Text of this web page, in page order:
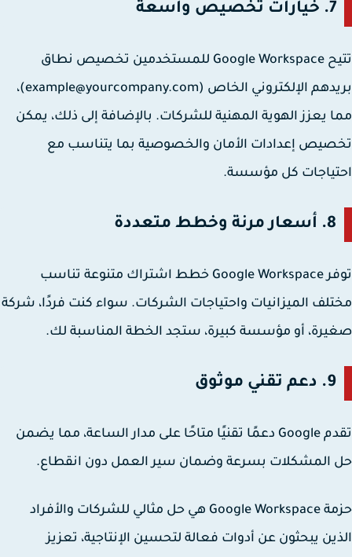
خيارات تخصيص واسعة
تتيح Google Workspace للمستخدمين تخصيص نطاق
الإلكتروني الخاص (example@yourcompany.com)،
يعزز الهوية المهنية للشركات. بالإضافة إلى ذلك، يمكن
إعدادات الأمان والخصوصية بما يتناسب مع
كل مؤسسة.
أسعار مرنة وخطط متعددة
توفر Google Workspace خطط اشتراك متنوعة تناسب
الميزانيات واحتياجات الشركات. سواء كنت فردًا، شركة
أو مؤسسة كبيرة، ستجد الخطة المناسبة لك.
دعم تقني موثوق
تقدم Google دعمًا تقنيًا متاحًا على مدار الساعة، مما يضمن
المشكلات بسرعة وضمان سير العمل دون انقطاع.
Google Workspaceهي حل مثالي للشركات والأفراد
يبحثون عن أدوات فعالة لتحسين الإنتاجية، تعزيز